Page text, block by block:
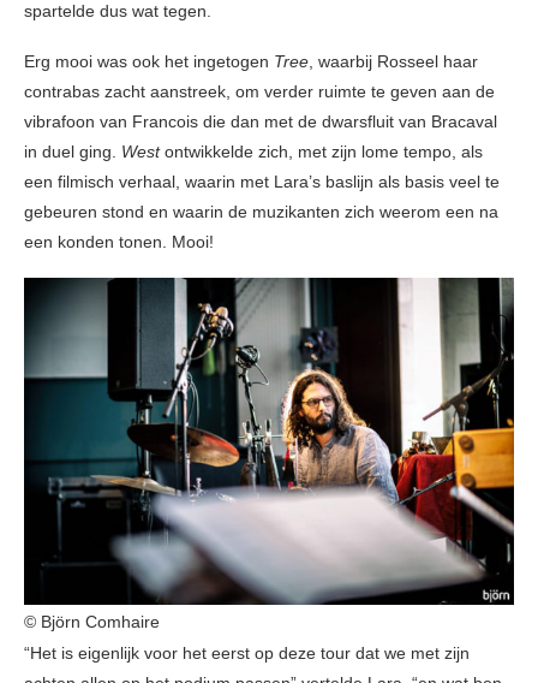
spartelde dus wat tegen.
Erg mooi was ook het ingetogen Tree, waarbij Rosseel haar
contrabas zacht aanstreek, om verder ruimte te geven aan de
vibrafoon van Francois die dan met de dwarsfluit van Bracaval
in duel ging. Westontwikkelde zich, met zijn lome tempo, als
een filmisch verhaal, waarin met Lara’s baslijn als basis veel te
gebeuren stond en waarin de muzikanten zich weerom een na
een konden tonen. Mooi!
© Björn Comhaire
“Het is eigenlijk voor het eerst op deze tour dat we met zijn